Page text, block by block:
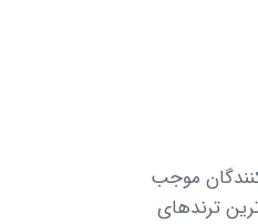
موجب
ترندهای